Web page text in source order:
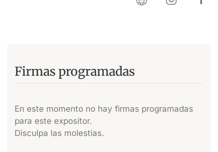
Firmas programadas
En este momento no hay firmas programadas
para este expositor.
Disculpa las molestias.